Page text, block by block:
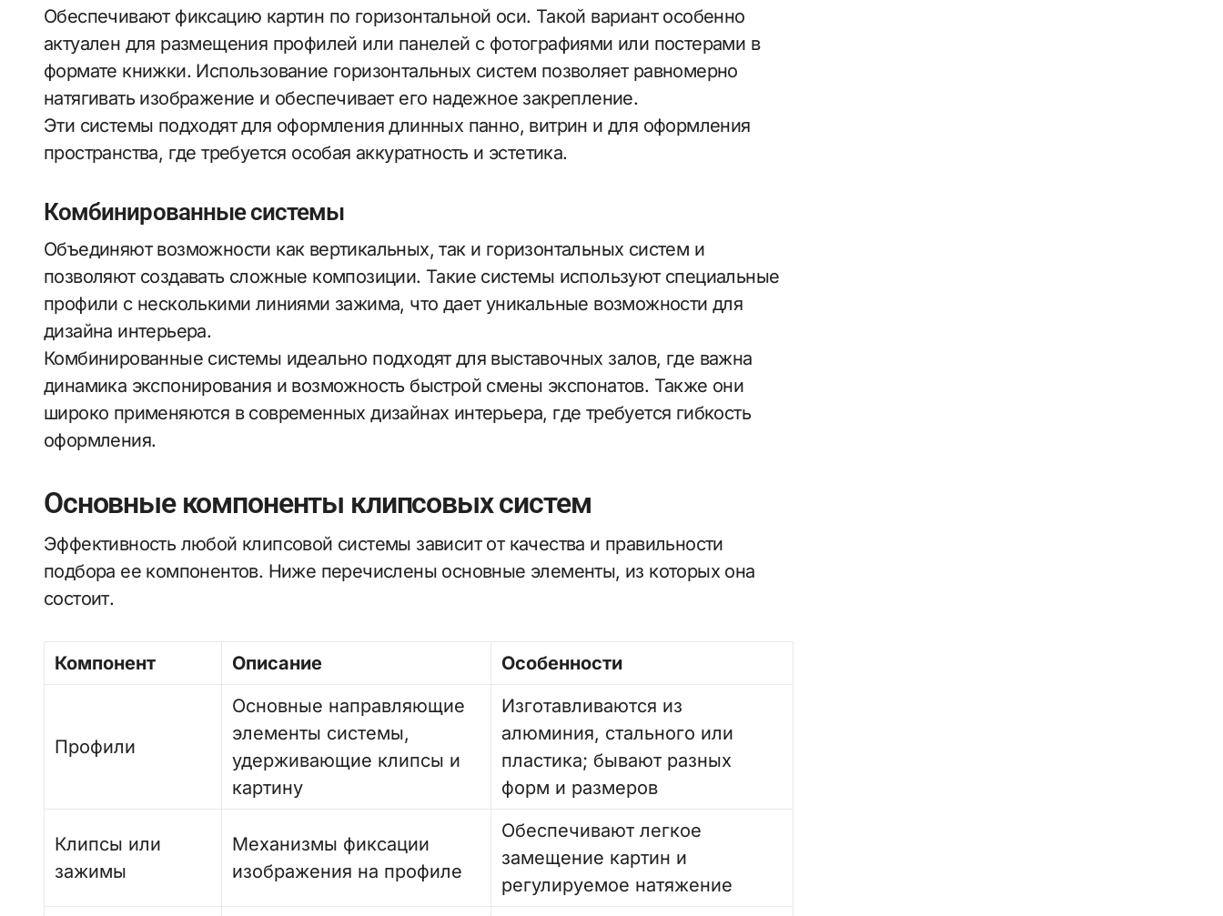
Обеспечивают фиксацию картин по горизонтальной оси. Такой вариант особенно
актуален для размещения профилей или панелей с фотографиями или постерами в
формате книжки. Использование горизонтальных систем позволяет равномерно
натягивать изображение и обеспечивает его надежное закрепление.
Эти системы подходят для оформления длинных панно, витрин и для оформления
пространства, где требуется особая аккуратность и эстетика.
Комбинированные системы
Объединяют возможности как вертикальных, так и горизонтальных систем и
позволяют создавать сложные композиции. Такие системы используют специальные
профили с несколькими линиями зажима, что дает уникальные возможности для
дизайна интерьера.
Комбинированные системы идеально подходят для выставочных залов, где важна
динамика экспонирования и возможность быстрой смены экспонатов. Также они
широко применяются в современных дизайнах интерьера, где требуется гибкость
оформления.
Основные компоненты клипсовых систем
Эффективность любой клипсовой системы зависит от качества и правильности
подбора ее компонентов. Ниже перечислены основные элементы, из которых она
состоит.
Компонент Описание Особенности
Профили
Основные направляющие
элементы системы,
удерживающие клипсы и
картину
Изготавливаются из
алюминия, стального или
пластика; бывают разных
форм и размеров
Клипсы или
зажимы
Механизмы фиксации
изображения на профиле
Обеспечивают легкое
замещение картин и
регулируемое натяжение